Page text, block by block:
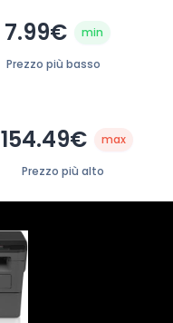
7.99€ min
Prezzo più basso
154.49€ max
Prezzo più alto